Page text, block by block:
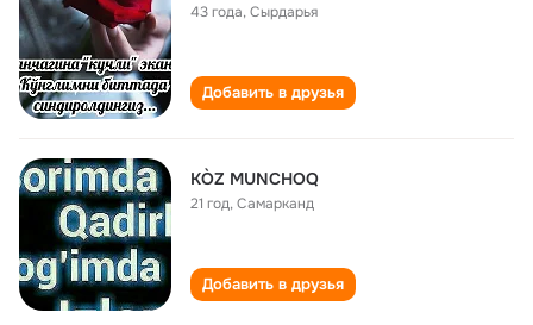
43 года,Сырдарья
Добавить в друзья
KÒZ MUNCHOQ
21 год,Самарканд
Добавить в друзья